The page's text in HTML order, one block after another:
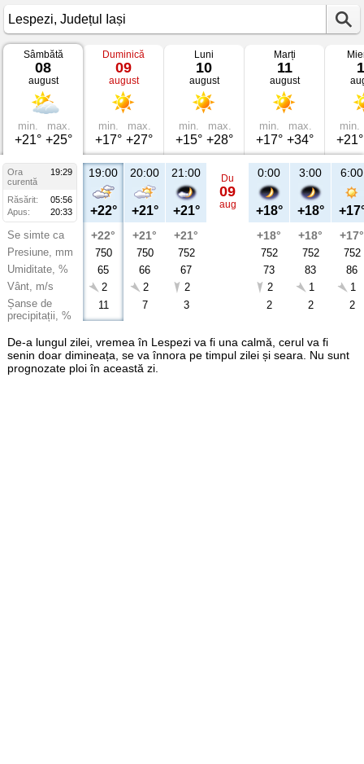
Vremea
Lespezi
Județul
Iași
Sâmbătă
08
august
min.
+21°
max.
+25°
Duminică
09
august
min.
+17°
max.
+27°
Luni
10
august
min.
+15°
max.
+28°
Marți
11
august
min.
+17°
max.
+34°
min.
+21°
Ora
19:29
curentă
Răsărit:
05:56
Apus:
20:33
Se simte ca
Presiune, mm
Umiditate, %
Vânt, m/s
Șanse de
precipitații, %
19:00
+22°
+22°
750
65
2
11
20:00
+21°
+21°
750
66
2
7
21:00
+21°
+21°
752
67
2
3
Du
09
aug
0:00
+18°
+18°
752
73
2
2
3:00
+18°
+18°
752
83
1
2
6:00
+17°
752
86
1
2
De-a lungul zilei, vremea în Lespezi va fi una calmă, cerul va fi
senin doar dimineața, se va înnora pe timpul zilei și seara. Nu sunt
prognozate ploi în această zi.